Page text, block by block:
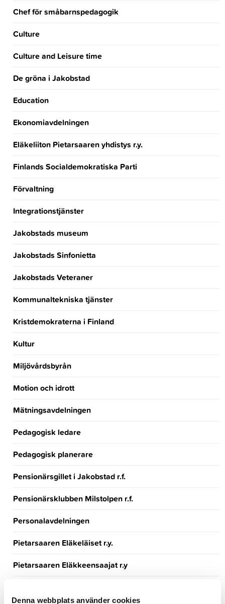
Denna webbplats använder cookies
Chef för småbarnspedagogik
Culture
Culture and Leisure time
De gröna i Jakobstad
Education
Ekonomiavdelningen
Eläkeliiton Pietarsaaren yhdistys r.y.
Finlands Socialdemokratiska Parti
Förvaltning
Integrationstjänster
Jakobstads museum
Jakobstads Sinfonietta
Jakobstads Veteraner
Kommunaltekniska tjänster
Kristdemokraterna i Finland
Kultur
Miljövårdsbyrån
Motion och idrott
Mätningsavdelningen
Pedagogisk ledare
Pedagogisk planerare
Pensionärsgillet i Jakobstad r.f.
Pensionärsklubben Milstolpen r.f.
Personalavdelningen
Pietarsaaren Eläkeläiset r.y.
Pietarsaaren Eläkkeensaajat r.y